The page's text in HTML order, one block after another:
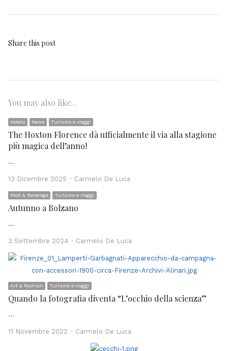
Share this post
You may also like...
Hotels News Turismo e viaggi
The Hoxton Florence dà ufficialmente il via alla stagione
più magica dell’anno!
…
13 Dicembre 2025 Author
Carmelo De Luca
Food & Beverage Turismo e viaggi
Autunno a Bolzano
…
3 Settembre 2024 Author
Carmelo De Luca
Art & Fashion Turismo e viaggi
Quando la fotografia diventa “L’occhio della scienza”
…
11 Novembre 2022 Author
Carmelo De Luca